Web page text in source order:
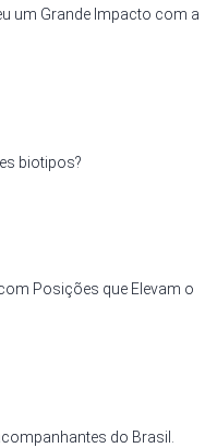
um Grande Impacto com a
biotipos?
Posições que Elevam o
do Brasil.